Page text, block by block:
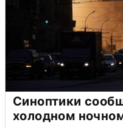
Синоптики
холодном